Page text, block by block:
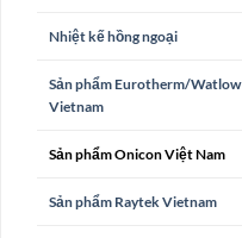
Nhiệt kế hồng ngoại
Sản phẩm Eurotherm/Watlow
Vietnam
Sản phẩm Onicon Việt Nam
Sản phẩm Raytek Vietnam